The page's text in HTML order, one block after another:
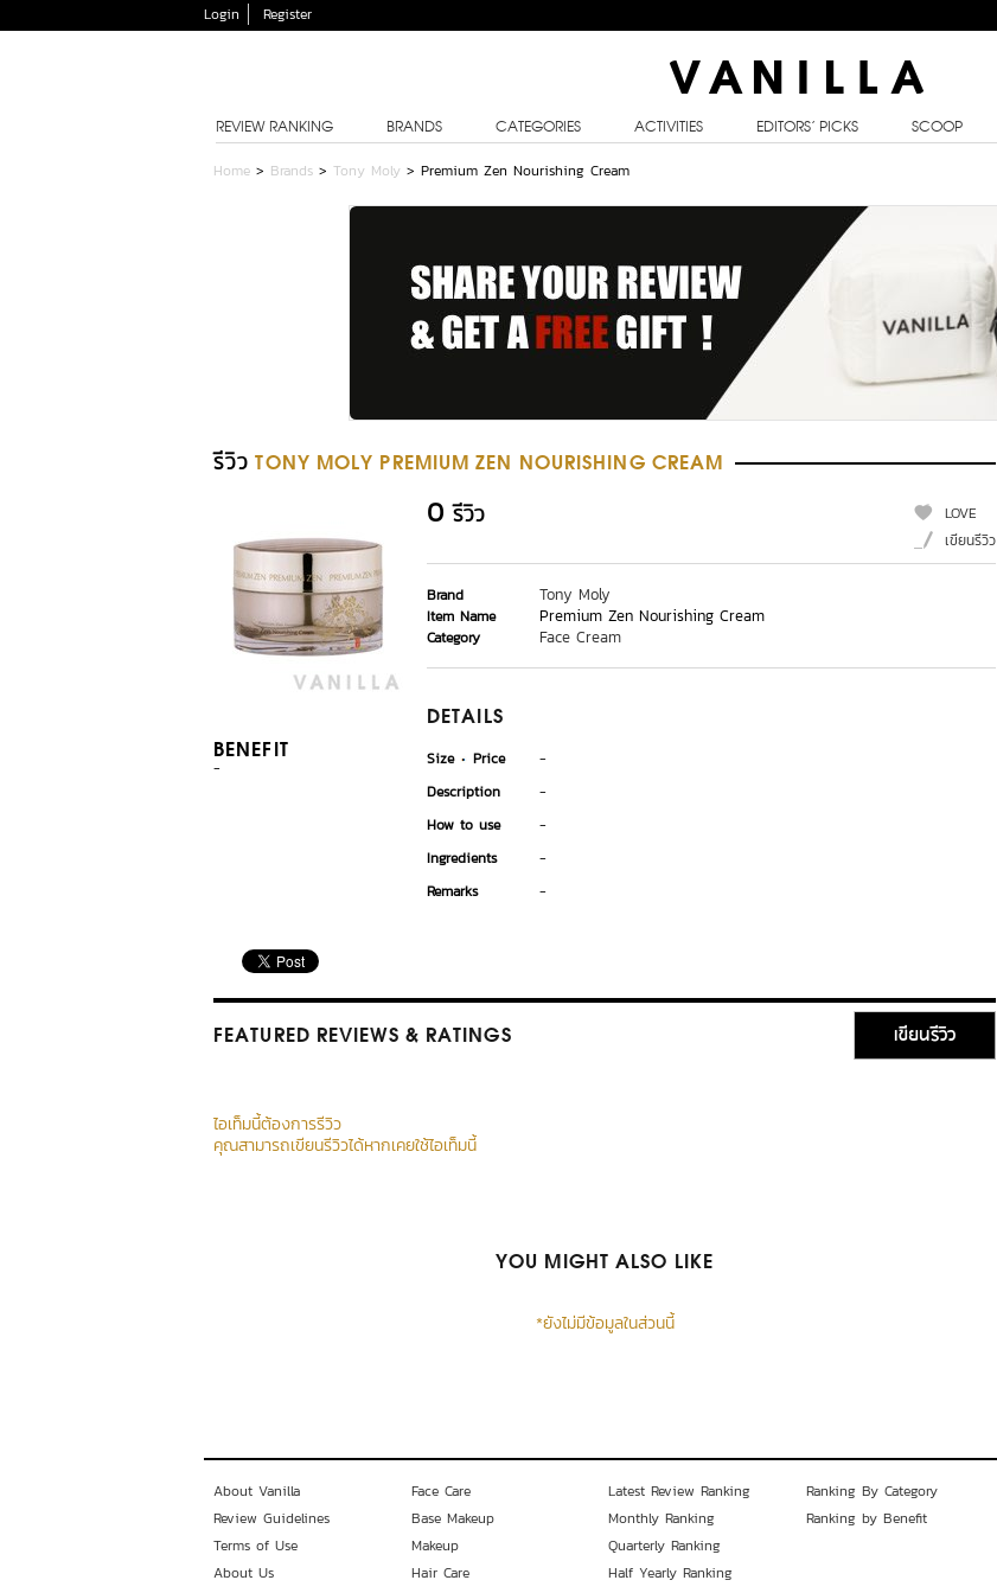
Login Register
REVIEW RANKING BRANDS CATEGORIES ACTIVITIES EDITORS’ PICKS SCOOP
Home > Brands > Tony Moly > Premium Zen Nourishing Cream
รีวิว TONY MOLY PREMIUM ZEN NOURISHING CREAM
BENEFIT
-
0 รีวิว
LOVE
เขียนรีวิว
Brand Tony Moly
Item Name Premium Zen Nourishing Cream
Category Face Cream
DETAILS
Size Price
-
Description
-
How to use
-
Ingredients
-
Remarks
-
FEATURED REVIEWS & RATINGS เขียนรีวิว
ไอเท็มนี้ต้องการรีวิว
คุณสามารถเขียนรีวิวได้หากเคยใช้ไอเท็มนี้
YOU MIGHT ALSO LIKE
*ยังไม่มีข้อมูลในส่วนนี้
About Vanilla
Review Guidelines
Terms of Use
About Us
Face Care
Base Makeup
Makeup
Hair Care
Latest Review Ranking
Monthly Ranking
Quarterly Ranking
Half Yearly Ranking
Ranking By Category
Ranking by Benefit